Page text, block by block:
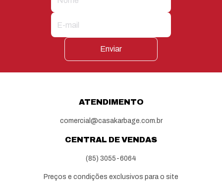
Enviar
ATENDIMENTO
comercial@casakarbage.com.br
CENTRAL DE VENDAS
(85) 3055-6064
Preços e condições exclusivos para o site